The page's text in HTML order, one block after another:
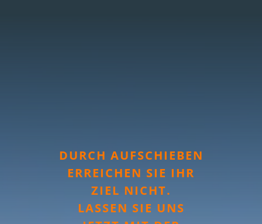
DURCH AUFSCHIEBEN
ERREICHEN SIE IHR
ZIEL NICHT.
LASSEN SIE UNS